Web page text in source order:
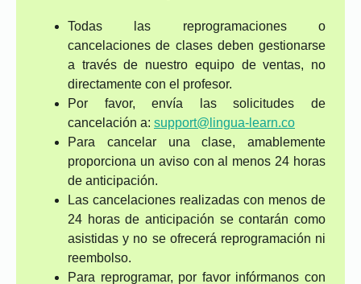
Todas las reprogramaciones o
cancelaciones de clases deben gestionarse
a través de nuestro equipo de ventas, no
directamente con el profesor.
Por favor, envía las solicitudes de
cancelación a: support@lingua-learn.co
Para cancelar una clase, amablemente
proporciona un aviso con al menos 24 horas
de anticipación.
Las cancelaciones realizadas con menos de
24 horas de anticipación se contarán como
asistidas y no se ofrecerá reprogramación ni
reembolso.
Para reprogramar, por favor infórmanos con